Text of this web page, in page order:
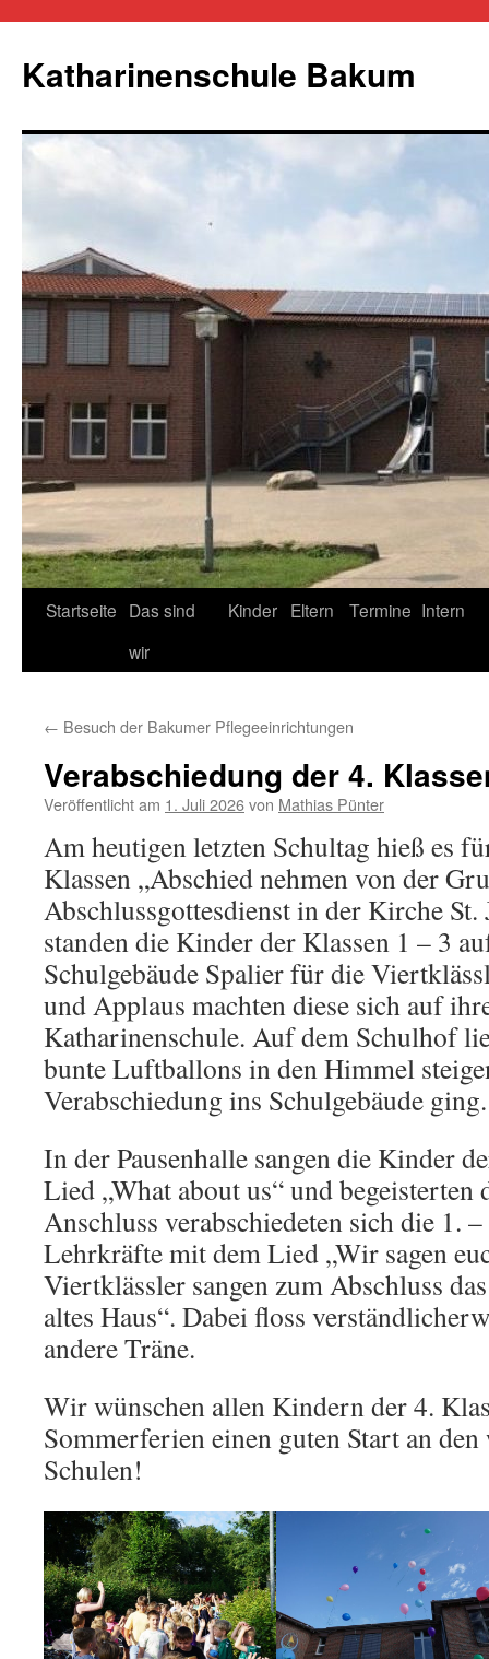
springen
Katharinenschule Bakum
Startseite Das sind
wir
Kinder Eltern Termine Intern
← Besuch der Bakumer Pflegeeinrichtungen
Verabschiedung der 4.
Veröffentlicht am 1. Juli 2026von Mathias Pünter
Am heutigen letzten Schultag hieß es
Klassen „Abschied nehmen von der
Abschlussgottesdienst in der Kirche St.
standen die Kinder der Klassen 1 – 3
Schulgebäude Spalier für die
und Applaus machten diese sich auf
Katharinenschule. Auf dem Schulhof
bunte Luftballons in den Himmel
Verabschiedung ins Schulgebäude ging.
In der Pausenhalle sangen die Kinder
Lied „What about us“ und
Anschluss verabschiedeten sich die 1.
Lehrkräfte mit dem Lied „Wir sagen
Viertklässler sangen zum Abschluss
altes Haus“. Dabei floss
andere Träne.
Wir wünschen allen Kindern der 4.
Sommerferien einen guten Start an
Schulen!